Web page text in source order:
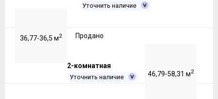
Уточнить наличие
36,77-36,5 м2 Продано
2-комнатная
Уточнить наличие 46,79-58,31 м2